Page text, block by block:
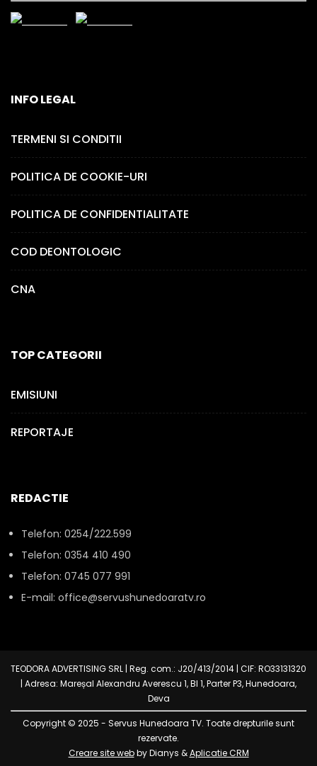
INFO LEGAL
TERMENI SI CONDITII
POLITICA DE COOKIE-URI
POLITICA DE CONFIDENTIALITATE
COD DEONTOLOGIC
CNA
TOP CATEGORII
EMISIUNI
REPORTAJE
REDACTIE
Telefon: 0254/222.599
Telefon: 0354 410 490
Telefon: 0745 077 991
E-mail: office@servushunedoaratv.ro
TEODORA ADVERTISING SRL | Reg. com.: J20/413/2014 | CIF: RO33131320
| Adresa: Mareșal Alexandru Averescu 1, Bl 1, Parter P3, Hunedoara,
Deva
Copyright © 2025 - Servus Hunedoara TV. Toate drepturile sunt
rezervate.
Creare site webby Dianys &Aplicatie CRM